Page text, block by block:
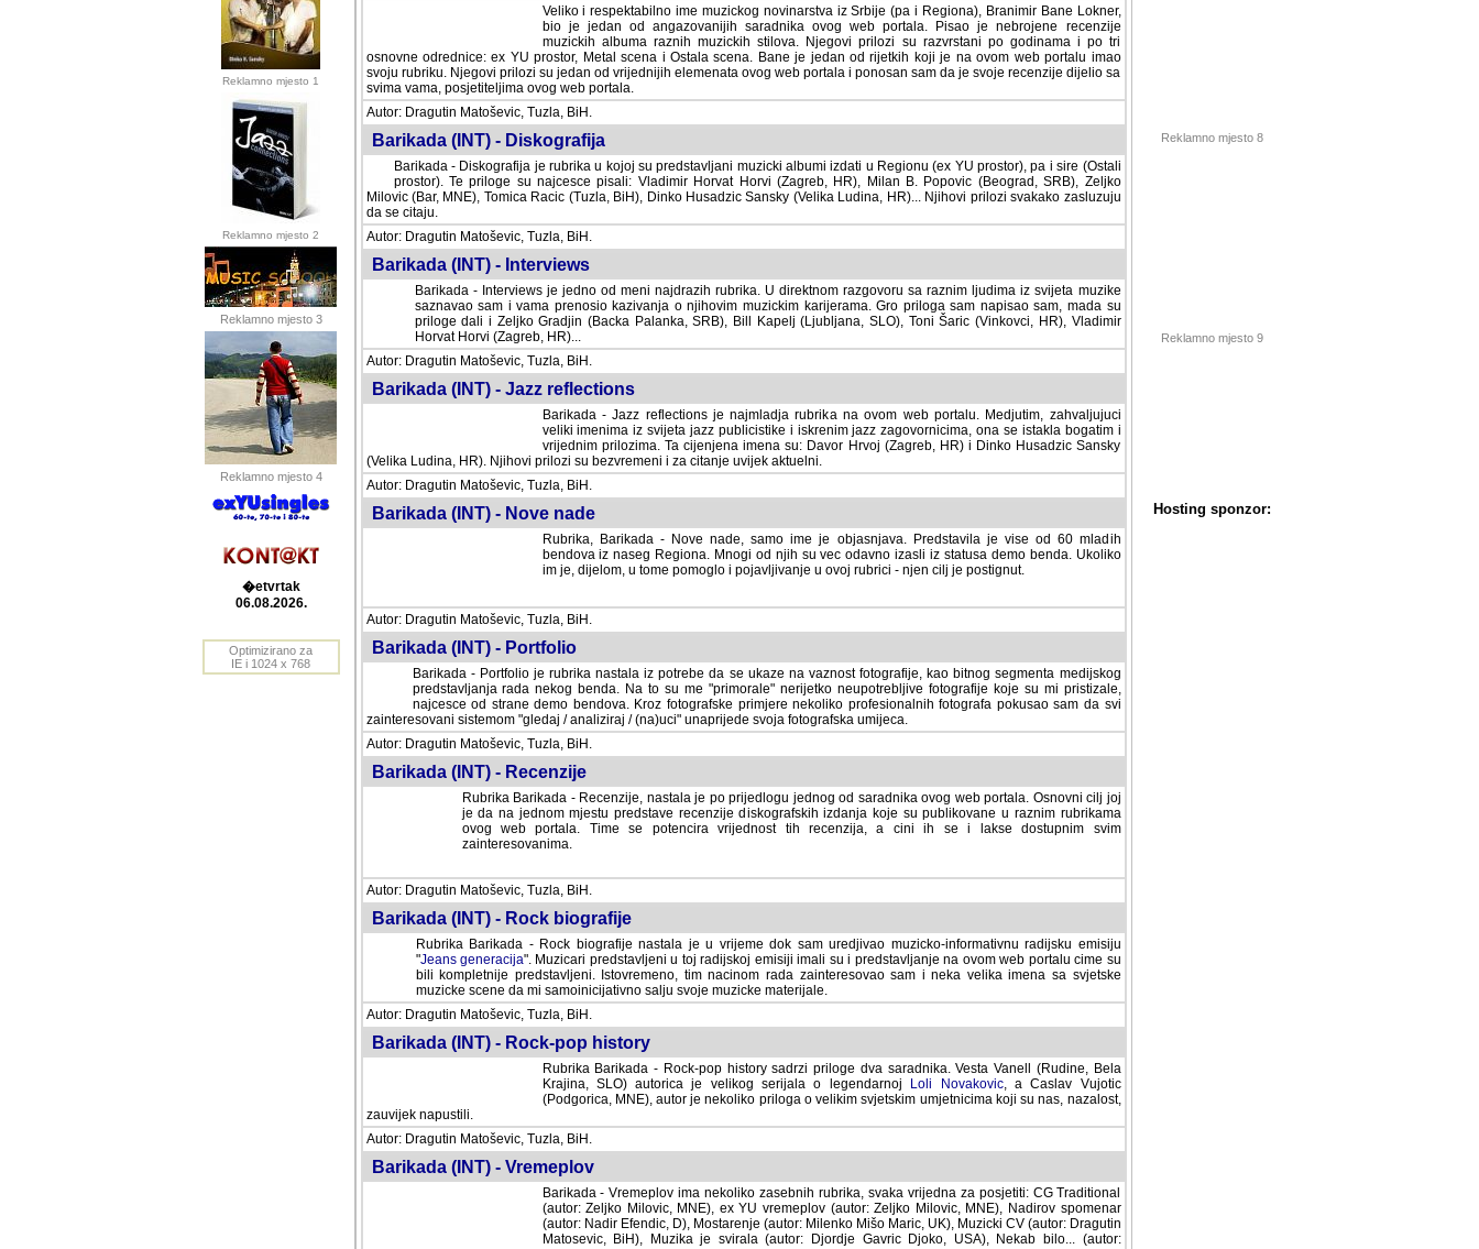
Reklamno mjesto 1
Reklamno mjesto 2
Reklamno mjesto 3
Reklamno mjesto 4
�etvrtak
06.08.2026.
Optimizirano za
IE i 1024 x 768
Veliko i respektabilno ime muzickog novinarstva iz Srbije (pa i Regiona), Branimir Bane Lokner,
bio je jedan od angazovanijih saradnika ovog web portala. Pisao je nebrojene recenzije muzickih
albuma raznih muzickih stilova. Njegovi prilozi su razvrstani po godinama i po tri osnovne
odrednice: ex YU prostor, Metal scena i Ostala scena. Bane je jedan od rijetkih koji je na ovom web portalu imao svoju rubriku.
Njegovi prilozi su jedan od vrijednijih elemenata ovog web portala i ponosan sam da je svoje recenzije dijelio sa svima vama,
posjetiteljima ovog web portala.
Autor: Dragutin Matoševic, Tuzla, BiH.
Barikada (INT) - Diskografija
Barikada - Diskografija je rubrika u kojoj su predstavljani muzicki albumi izdati u Regionu (ex YU prostor), pa i sire (Ostali
prostor). Te priloge su najcesce pisali: Vladimir Horvat Horvi (Zagreb, HR), Milan B. Popovic (Beograd, SRB), Zeljko Milovic
(Bar, MNE), Tomica Racic (Tuzla, BiH), Dinko Husadzic Sansky (Velika Ludina, HR)... Njihovi prilozi svakako zasluzuju da se
citaju.
Autor: Dragutin Matoševic, Tuzla, BiH.
Barikada (INT) - Interviews
Barikada - Interviews je jedno od meni najdrazih rubrika. U direktnom razgovoru sa raznim ljudima iz svijeta muzike
saznavao sam i vama prenosio kazivanja o njihovim muzickim karijerama. Gro priloga sam napisao sam, mada su
priloge dali i Zeljko Gradjin (Backa Palanka, SRB), Bill Kapelj (Ljubljana, SLO), Toni Šaric (Vinkovci, HR), Vladimir
Horvat Horvi (Zagreb, HR)...
Autor: Dragutin Matoševic, Tuzla, BiH.
Barikada (INT) - Jazz reflections
Barikada - Jazz reflections je najmladja rubrika na ovom web portalu. Medjutim, zahvaljujuci veliki
imenima iz svijeta jazz publicistike i iskrenim jazz zagovornicima, ona se istakla bogatim i
vrijednim prilozima. Ta cijenjena imena su: Davor Hrvoj (Zagreb, HR) i Dinko Husadzic Sansky
(Velika Ludina, HR). Njihovi prilozi su bezvremeni i za citanje uvijek aktuelni.
Autor: Dragutin Matoševic, Tuzla, BiH.
Barikada (INT) - Nove nade
Rubrika, Barikada - Nove nade, samo ime je objasnjava. Predstavila je vise od 60 mladih
bendova iz naseg Regiona. Mnogi od njih su vec odavno izasli iz statusa demo benda. Ukoliko im
je, dijelom, u tome pomoglo i pojavljivanje u ovoj rubrici - njen cilj je postignut.
Autor: Dragutin Matoševic, Tuzla, BiH.
Barikada (INT) - Portfolio
Barikada - Portfolio je rubrika nastala iz potrebe da se ukaze na vaznost fotografije, kao bitnog segmenta medijskog
predstavljanja rada nekog benda. Na to su me "primorale" nerijetko neupotrebljive fotografije koje su mi pristizale,
najcesce od strane demo bendova. Kroz fotografske primjere nekoliko profesionalnih fotografa pokusao sam da svi
zainteresovani sistemom "gledaj / analiziraj / (na)uci" unaprijede svoja fotografska umijeca.
Autor: Dragutin Matoševic, Tuzla, BiH.
Barikada (INT) - Recenzije
Rubrika Barikada - Recenzije, nastala je po prijedlogu jednog od saradnika ovog web portala. Osnovni cilj joj
je da na jednom mjestu predstave recenzije diskografskih izdanja koje su publikovane u raznim rubrikama
ovog web portala. Time se potencira vrijednost tih recenzija, a cini ih se i lakse dostupnim svim
zainteresovanima.
Autor: Dragutin Matoševic, Tuzla, BiH.
Barikada (INT) - Rock biografije
Rubrika Barikada - Rock biografije nastala je u vrijeme dok sam uredjivao muzicko-informativnu radijsku emisiju
"Jeans generacija". Muzicari predstavljeni u toj radijskoj emisiji imali su i predstavljanje na ovom web portalu cime su
bili kompletnije predstavljeni. Istovremeno, tim nacinom rada zainteresovao sam i neka velika imena sa svjetske
muzicke scene da mi samoinicijativno salju svoje muzicke materijale.
Autor: Dragutin Matoševic, Tuzla, BiH.
Barikada (INT) - Rock-pop history
Rubrika Barikada - Rock-pop history sadrzi priloge dva saradnika. Vesta Vanell (Rudine, Bela
Krajina, SLO) autorica je velikog serijala o legendarnoj
Loli Novakovic, a Caslav Vujotic
(Podgorica, MNE), autor je nekoliko priloga o velikim svjetskim umjetnicima koji su nas, nazalost,
zauvijek napustili.
Autor: Dragutin Matoševic, Tuzla, BiH.
Barikada (INT) - Vremeplov
Barikada - Vremeplov ima nekoliko zasebnih rubrika, svaka vrijedna za posjetiti: CG Traditional
(autor: Zeljko Milovic, MNE), ex YU vremeplov (autor: Zeljko Milovic, MNE), Nadirov spomenar
(autor: Nadir Efendic, D), Mostarenje (autor: Milenko Mišo Maric, UK), Muzicki CV (autor: Dragutin
Matosevic, BiH), Muzika je svirala (autor: Djordje Gavric Djoko, USA), Nekab bilo... (autor: